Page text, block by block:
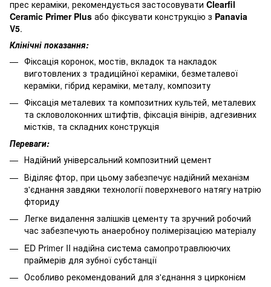
прес кераміки, рекомендується застосовувати Clearfil
Ceramic Primer Plus або фіксувати конструкцію з Panavia
V5.
Клінічні показання:
Фіксація коронок, мостів, вкладок та накладок
виготовлених з традиційної кераміки, безметалевої
кераміки, гібрид кераміки, металу, композиту
Фіксація металевих та композитних культей, металевих
та скловолоконних штифтів, фіксація вінірів, адгезивних
містків, та складних конструкція
Переваги:
Надійний універсальний композитний цемент
Віділяє фтор, при цьому забезпечує надійний механізм
з'єднання завдяки технології поверхневого натягу натрію
фториду
Легке видалення залішків цементу та зручний робочий
час забезпечують анаеробноу полімерізацією матеріалу
ED Primer II надійна система самопротравлюючих
праймерів для зубної субстанції
Особливо рекомендований для з'єднання з цирконієм